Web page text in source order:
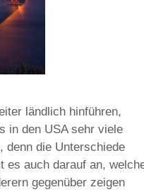
ländlich hinführen,
in den USA sehr viele
denn die Unterschiede
es auch darauf an,
gegenüber zeigen